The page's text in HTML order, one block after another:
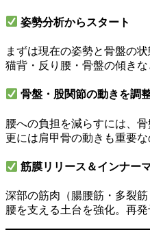
姿勢分析からスタート
まずは現在の姿勢と骨盤の状
猫背・反り腰・骨盤の傾きな
骨盤・股関節の動きを調
腰への負担を減らすには、
更には肩甲骨の動きも重要な
筋膜リリース＆インナー
深部の筋肉（腸腰筋・多裂
腰を支える土台を強化。再発